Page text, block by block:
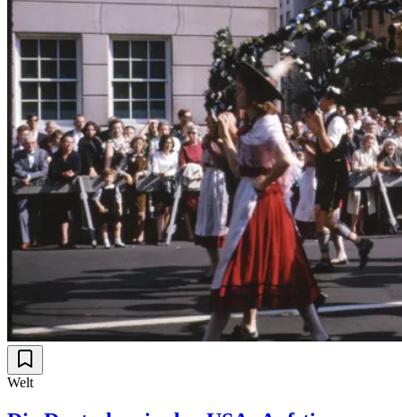
Welt